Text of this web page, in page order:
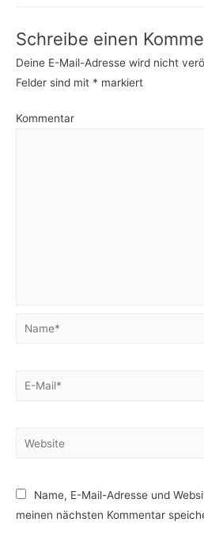
Schreibe einen
Deine E-Mail-Adresse wird nicht
Felder sind mit * markiert
Kommentar
Name*
E-
Website
Name, E-Mail-Adresse und
meinen nächsten Kommentar